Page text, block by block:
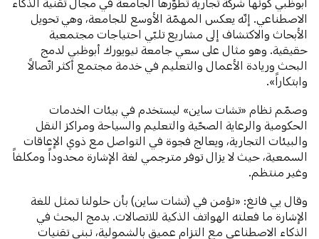
الاصطناعي. إنّه يعكس المهمّة الأوسع للجامعة، وهي تحويل
الأبحاث والاكتشاف إلى مشاريع تلبّي احتياجات مجتمعية
حقيقية. وهو مثال على سعي جامعة نيويورك أبوظبي لدمج
البحث وريادة الأعمال والتعليم في خدمة مجتمع أكثر اتّصالاً
وابتكاراً».
وصمّم نظام «تشات ساين» ليستخدم في بيئات الخدمات
الحكومية والرعاية الصحّية والتعليم والسياحة ومراكز النقل
والبيئات التجارية، ويعالج فجوة في التواصل مع ذوي الإعاقات
السمعية، حيث لا يزال توفر مترجمي لغة الإشارة محدوداً ومكلفاً
وغير منتظم.
وقال يي فانغ: «نؤمن في (تشات ساين) بأن حلولنا تمثل للغة
الإشارة ما فعلته الهواتف الذكية للاتصالات. بدمج البحث في
الذكاء الاصطناعي مع التزام عميق بالشمولية، نبني تقنيات